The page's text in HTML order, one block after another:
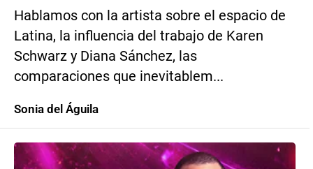
Hablamos con la artista sobre el espacio de
Latina, la influencia del trabajo de Karen
Schwarz y Diana Sánchez, las
comparaciones que inevitablem...
Sonia del Águila